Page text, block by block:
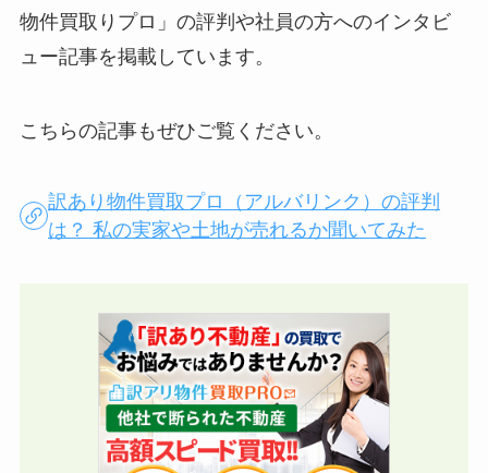
物件買取りプロ」の評判や社員の方へのインタビ
ュー記事を掲載しています。
こちらの記事もぜひご覧ください。
訳あり物件買取プロ（アルバリンク）の評判
は？ 私の実家や土地が売れるか聞いてみた